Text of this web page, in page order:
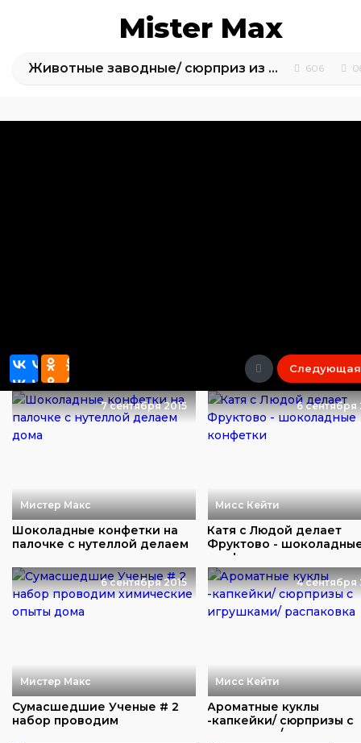
Mister Max
Животные заводные/ сюрприз из шарикового пластилина 606
Следующая
7 сентября 2015
Мистер Макс
Шоколадные конфетки на
палочке с нутеллой делаем
6 сентября
Мисс Кейти
Катя с Людой делает
Фруктово -
конфетки
6 сентября 2015
Мистер Макс
Сумасшедшие Ученые # 2
набор проводим
4 сентября
Мисс Кейти
Ароматные куклы
-капкейки/ сюрпризы с
игрушками/ распаковка